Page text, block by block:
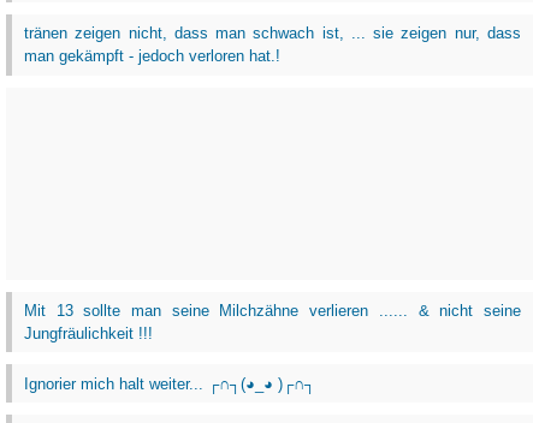
tränen zeigen nicht, dass man schwach ist, ... sie zeigen nur, dass
man gekämpft - jedoch verloren hat.!
Mit 13 sollte man seine Milchzähne verlieren ...... & nicht seine
Jungfräulichkeit !!!
Ignorier mich halt weiter... ┌∩┐(◕_◕ )┌∩┐